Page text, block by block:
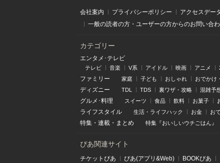
会社案内 プライバシーポリシー アクセスデー
一般の読者の方・ユーザーの方からのお問い合
カテゴリー
エンタメ･テレビ
テレビ 音楽 V系 アイドル 映画 アニメ
ファミリー 家庭 子ども おしゃれ おでかけ
ディズニー TDL TDS 裏ワザ・攻略 混雑予
グルメ･料理 スイーツ 食品 飲料 お菓子
ライフスタイル 生活・ライフハック お金 お
特集 ・ 連載 ・ まとめ 特集『おいしいウチごはん』
ぴあ関連サイト
チケットぴあ ぴあ(アプリ&Web) BOOKぴあ